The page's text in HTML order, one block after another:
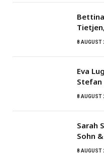
8 AUGUST
Eva
Stefan
8 AUGUST
Sarah
Sohn
8 AUGUST